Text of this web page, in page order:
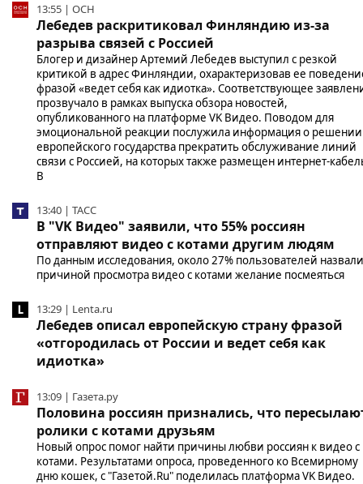
13:55 | ОСН
Лебедев раскритиковал Финляндию из-за
разрыва связей с Россией
Блогер и дизайнер Артемий Лебедев выступил с резкой
критикой в адрес Финляндии, охарактеризовав ее
фразой «ведет себя как идиотка». Соответствующее
прозвучало в рамках выпуска обзора новостей,
опубликованного на платформе VK Видео. Поводом для
эмоциональной реакции послужила информация о решении
европейского государства прекратить обслуживание линий
связи с Россией, на которых также размещен интернет-
В
13:40 | ТАСС
В "VK Видео" заявили, что 55% россиян
отправляют видео с котами другим людям
По данным исследования, около 27% пользователей назвали
причиной просмотра видео с котами желание посмеяться
13:29 | Lenta.ru
Лебедев описал европейскую страну фразой
«отгородилась от России и ведет себя как
идиотка»
13:09 | Газета.ру
Половина россиян признались, что
ролики с котами друзьям
Новый опрос помог найти причины любви россиян к видео с
котами. Результатами опроса, проведенного ко Всемирному
дню кошек, с "Газетой.Ru" поделилась платформа VK Видео.